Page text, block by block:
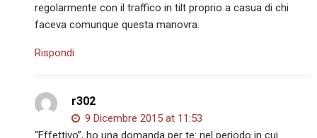
regolarmente con il traffico in tilt proprio a casua di chi
faceva comunque questa manovra.
Rispondi
r302
9 Dicembre 2015 at 11:53
“Effettivo”, ho una domanda per te: nel periodo in cui